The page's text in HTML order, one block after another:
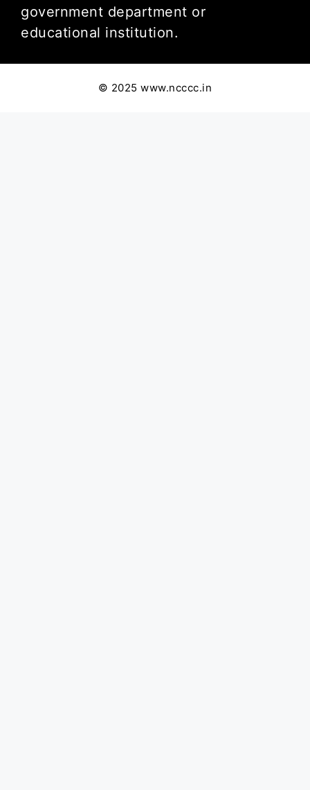
government department or
educational institution.
© 2025 www.ncccc.in